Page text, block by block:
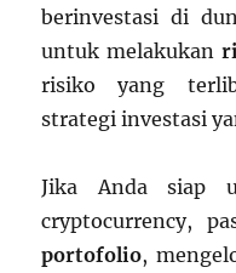
berinvestasi di
untuk melakukan
risiko yang
strategi investasi
Jika Anda siap
cryptocurrency,
portofolio,